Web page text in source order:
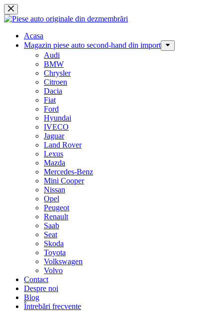
Sari
la
Acasa
Magazin piese auto second-hand din import
Audi
BMW
Chrysler
Citroen
Dacia
Fiat
Ford
Hyundai
IVECO
Jaguar
Land Rover
Lexus
Mazda
Mercedes-Benz
Mini Cooper
Nissan
Opel
Peugeot
Renault
Saab
Seat
Skoda
Toyota
Volkswagen
Volvo
Contact
Despre noi
Blog
Întrebări frecvente